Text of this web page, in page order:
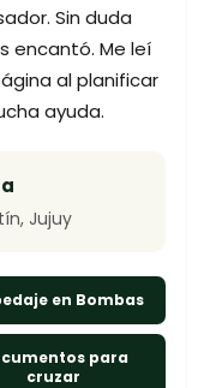
Sin duda
encantó. Me leí
al planificar
ayuda.
Jujuy
en Bombas
para
cruzar